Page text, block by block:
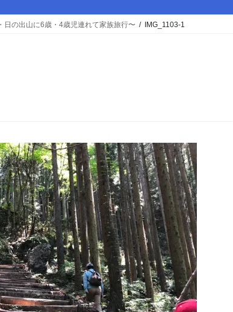
日の出山に6歳・4歳児連れて家族旅行〜 IMG_1103-1